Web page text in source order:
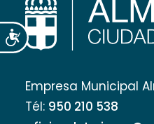
Accesibilidad
Empresa Municipal
Tél: 950 210 538